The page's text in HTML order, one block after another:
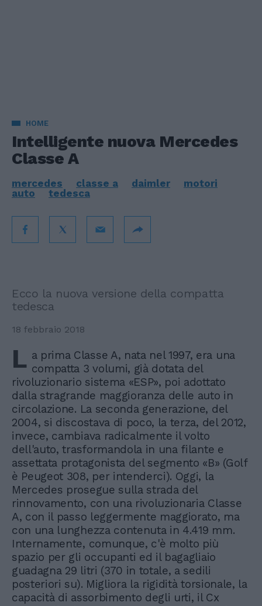
HOME
Intelligente nuova Mercedes
Classe A
mercedes classe a daimler
motori
auto
tedesca
Ecco la nuova versione della compatta
tedesca
18 febbraio 2018
L a prima Classe A, nata nel 1997, era una
compatta 3 volumi, già dotata del
rivoluzionario sistema «ESP», poi adottato
dalla stragrande maggioranza delle auto in
circolazione. La seconda generazione, del
2004, si discostava di poco, la terza, del 2012,
invece, cambiava radicalmente il volto
dell'auto, trasformandola in una filante e
assettata protagonista del segmento «B» (Golf
è Peugeot 308, per intenderci). Oggi, la
Mercedes prosegue sulla strada del
rinnovamento, con una rivoluzionaria Classe
A, con il passo leggermente maggiorato, ma
con una lunghezza contenuta in 4.419 mm.
Internamente, comunque, c'è molto più
spazio per gli occupanti ed il bagagliaio
guadagna 29 litri (370 in totale, a sedili
posteriori su). Migliora la rigidità torsionale, la
capacità di assorbimento degli urti, il Cx